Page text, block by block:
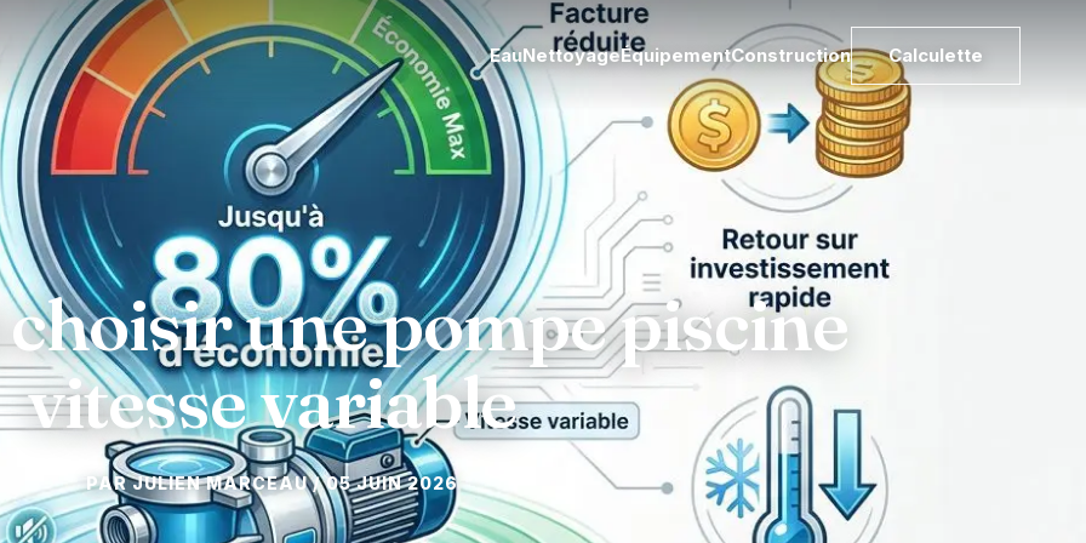
EauNettoyageÉquipementConstruction Calculette
une pompe piscine
vitesse variable
05 JUIN 2026